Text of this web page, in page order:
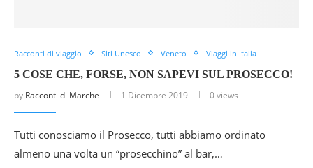
Racconti di viaggio Siti Unesco Veneto Viaggi in Italia
5 COSE CHE, FORSE, NON SAPEVI SUL PROSECCO!
by Racconti di Marche 1 Dicembre 2019 0 views
Tutti conosciamo il Prosecco, tutti abbiamo ordinato
almeno una volta un “prosecchino” al bar,…